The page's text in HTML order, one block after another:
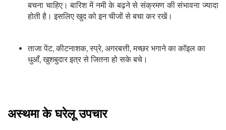
बचना चाहिए। बारिश में नमी के बढ़ने से संक्रमण की संभावना ज्‍यादा
होती है। इसलिए खुद को इन चीजों से बचा कर रखें।
ताजा पेंट, कीटनाशक, स्प्रे, अगरबत्ती, मच्छर भगाने का कॉइल का
धुआँ, खुशबुदार इत्र से जितना हो सके बचे।
अस्थमा के घरेलू उपचार